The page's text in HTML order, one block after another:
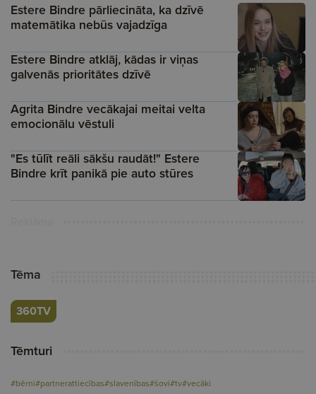
Estere Bindre pārliecināta, ka dzīvē
matemātika nebūs vajadzīga
Estere Bindre atklāj, kādas ir viņas
galvenās prioritātes dzīvē
Agrita Bindre vecākajai meitai velta
emocionālu vēstuli
"Es tūlīt reāli sākšu raudāt!" Estere
Bindre krīt panikā pie auto stūres
Tēma
360TV
Tēmturi
#bērni#partnerattiecības#slavenības#šovi#tv#vecāki